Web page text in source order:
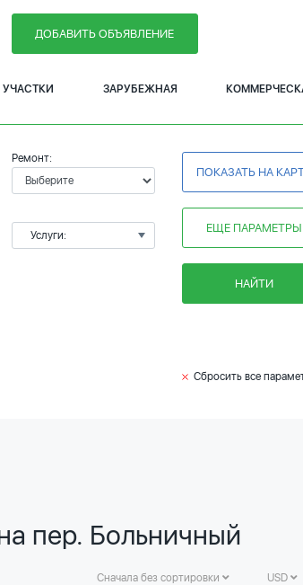
ДОБАВИТЬ ОБЪЯВЛЕНИЕ
УЧАСТКИ ЗАРУБЕЖНАЯ
Ремонт:
Услуги:
ПОКАЗАТЬ НА
ЕЩЕ ПАРАМЕТРЫ
НАЙТИ
Сбросить все
пер. Больничный
Сначала без сортировки USD